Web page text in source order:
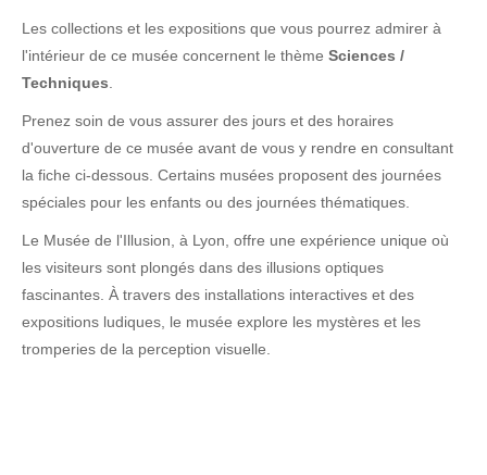
Les collections et les expositions que vous pourrez admirer à
l'intérieur de ce musée concernent le thème Sciences /
Techniques
Prenez soin de vous assurer des jours et des horaires
d'ouverture de ce musée avant de vous y rendre en consultant
la fiche ci-dessous. Certains musées proposent des journées
spéciales pour les enfants ou des journées thématiques.
Le Musée de l'Illusion, à Lyon, offre une expérience unique où
les visiteurs sont plongés dans des illusions optiques
fascinantes. À travers des installations interactives et des
expositions ludiques, le musée explore les mystères et les
tromperies de la perception visuelle.